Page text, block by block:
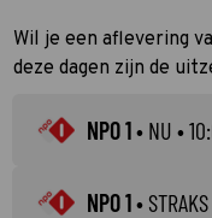
Wil je een aflevering
deze dagen zijn de
NPO 1• NU •
NPO 1• STRAKS